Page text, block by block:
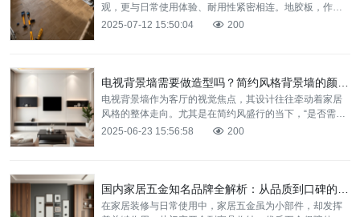
观，更与日常使用体验、耐用性紧密相连。地胶板，作为
近年来颇受关注的地面装饰材料，其价格与适用性成为众
2025-07-12 15:50:04 200
电视背景墙需要做造型吗？简约风格背景墙的颜值与实用解析
电视背景墙作为客厅的视觉焦点，其设计往往牵动着家居
风格的整体走向。尤其是在简约风盛行的当下，“是否需要
做造型” 成为许多业主纠结的问题。其实，简约风格的背景
2025-06-23 15:56:58 200
国内家居五金知名品牌全解析：从品质到口碑的品牌实力盘点
在家居装修与日常使用中，家居五金虽为小部件，却发挥